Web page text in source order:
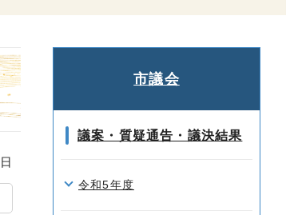
市議会
議案・質疑通告・議決結果
令和5年度